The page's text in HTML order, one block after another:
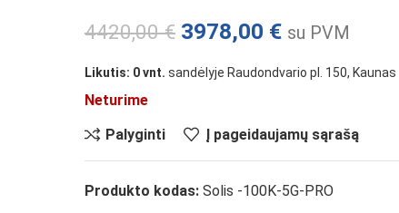
4420,00€ 3978,00 € su PVM
Likutis: 0 vnt. sandėlyje Raudondvario pl. 150, Kaunas
Neturime
Palyginti
Į pageidaujamų sąrašą
Produkto kodas: Solis -100K-5G-PRO